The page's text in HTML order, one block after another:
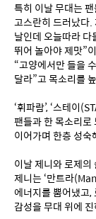
특히 이날 무대는
고스란히 드러났다.
날인데 오늘따라 다
뛰어 놀아야 제맛”
“고양에서만 들을
달라”고 목소리를
‘휘파람’, ‘스테이
팬들과 한 목소리
이어가며 한층 성
이날 제니와 로제의
제니는 ‘만트라
에너지를 뿜어냈고
감성을 무대 위에